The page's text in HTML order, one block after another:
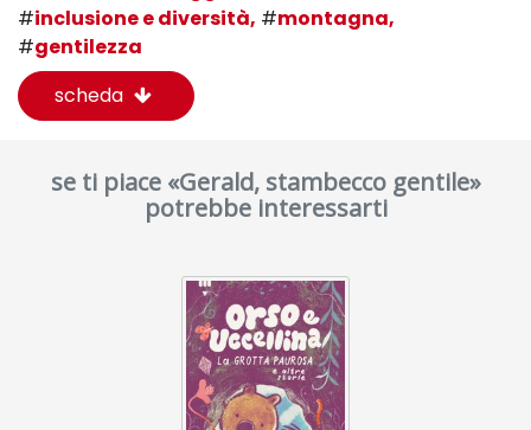
#inclusione e diversità, #montagna,
#gentilezza
scheda
se ti piace «Gerald, stambecco gentile»
potrebbe interessarti